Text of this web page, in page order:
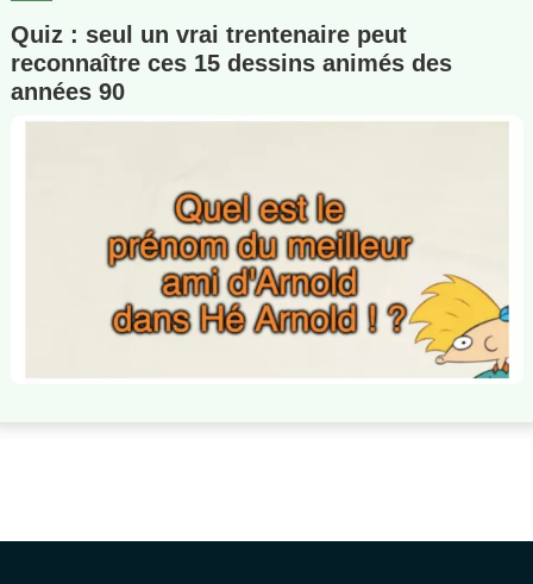
Quiz : seul un vrai trentenaire peut
reconnaître ces 15 dessins animés des
années 90